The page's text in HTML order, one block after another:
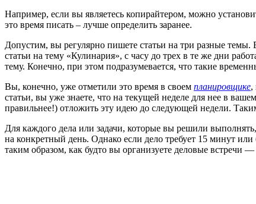
Например, если вы являетесь копирайтером, можно
это время писать – лучше определить заранее.
Допустим, вы регулярно пишете статьи на три разные темы.
статьи на тему «Кулинария», с часу до трех в те же дни
тему. Конечно, при этом подразумевается, что такие
Вы, конечно, уже отметили это время в своем планировщике,
статьи, вы уже знаете, что на текущей неделе для нее в
правильнее!) отложить эту идею до следующей недели.
Для каждого дела или задачи, которые вы решили
на конкретный день. Однако если дело требует 15 минут
таким образом, как будто вы организуете деловые встречи